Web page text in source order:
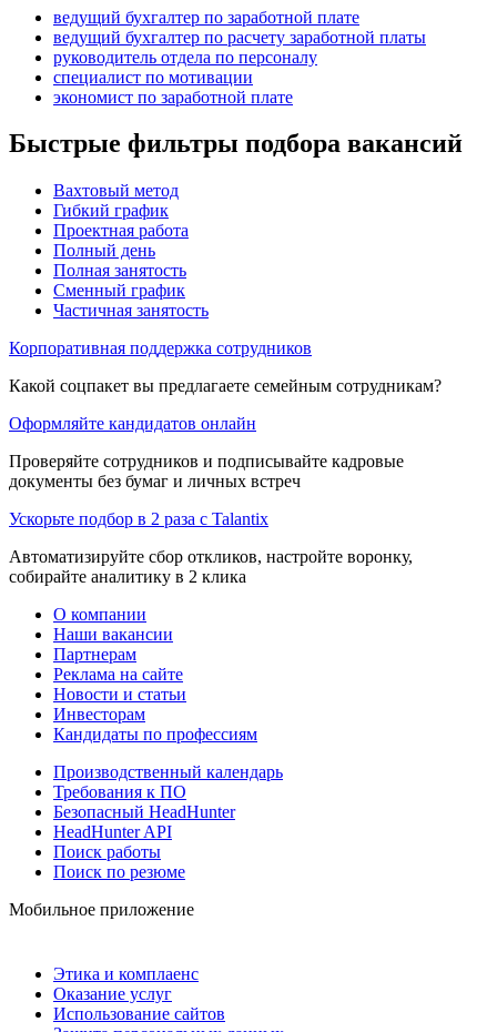
ведущий бухгалтер по заработной плате
ведущий бухгалтер по расчету заработной платы
руководитель отдела по персоналу
специалист по мотивации
экономист по заработной плате
Быстрые фильтры подбора вакансий
Вахтовый метод
Гибкий график
Проектная работа
Полный день
Полная занятость
Сменный график
Частичная занятость
Корпоративная поддержка сотрудников
Какой соцпакет вы предлагаете семейным сотрудникам?
Оформляйте кандидатов онлайн
Проверяйте сотрудников и подписывайте кадровые
документы без бумаг и личных встреч
Ускорьте подбор в 2 раза с Talantix
Автоматизируйте сбор откликов, настройте воронку,
собирайте аналитику в 2 клика
О компании
Наши вакансии
Партнерам
Реклама на сайте
Новости и статьи
Инвесторам
Кандидаты по профессиям
Производственный календарь
Требования к ПО
Безопасный HeadHunter
HeadHunter API
Поиск работы
Поиск по резюме
Мобильное приложение
Этика и комплаенс
Оказание услуг
Использование сайтов